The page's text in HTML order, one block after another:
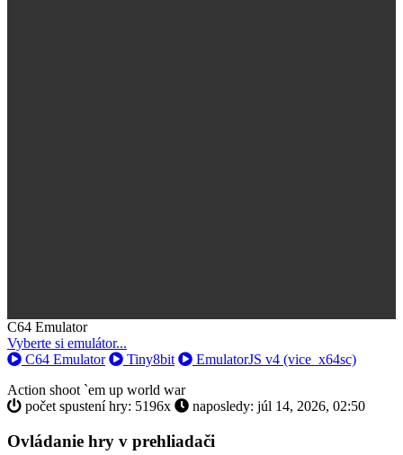
C64 EmulatorToggle
Dropdown
Vyberte si emulátor...
C64 Emulator
Tiny8bit
EmulatorJS v4 (vice_x64sc)
Action shoot `em up world war
počet spustení hry: 5196x
naposledy: júl 14, 2026, 02:50
Ovládanie hry v prehliadači